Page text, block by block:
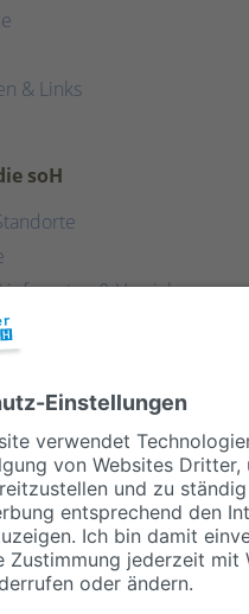
& Links
soH
& Versicherungen